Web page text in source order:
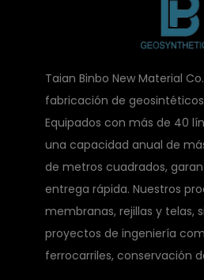
Taian Binbo New Material
fabricación de
Equipados con más de 40
una capacidad anual de
de metros cuadrados,
entrega rápida. Nuestros
membranas, rejillas y telas,
proyectos de ingeniería
ferrocarriles, conservación